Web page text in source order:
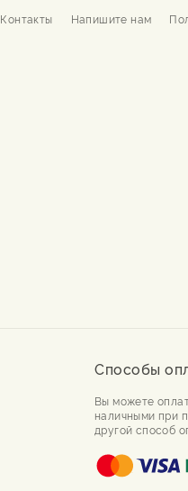
Контакты Напишите нам
Способы
Вы можете
наличными при
другой способ